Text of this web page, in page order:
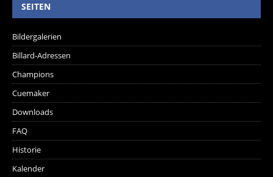
SEITEN
Bildergalerien
Billard-Adressen
Champions
Cuemaker
Downloads
FAQ
Historie
Kalender